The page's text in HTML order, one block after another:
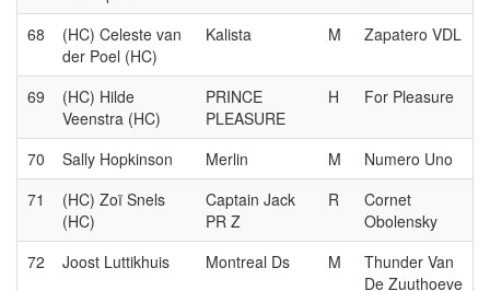
68
(HC) Celeste van
der Poel (HC)
Kalista M Zapatero VDL
69
(HC) Hilde
Veenstra (HC)
PRINCE
PLEASURE
H For Pleasure
70 Sally Hopkinson Merlin M
Numero Uno
71
(HC) Zoï Snels
(HC)
Captain Jack
PR Z
R
Cornet
Obolensky
72
Joost Luttikhuis Montreal Ds M
Thunder Van
De Zuuthoeve